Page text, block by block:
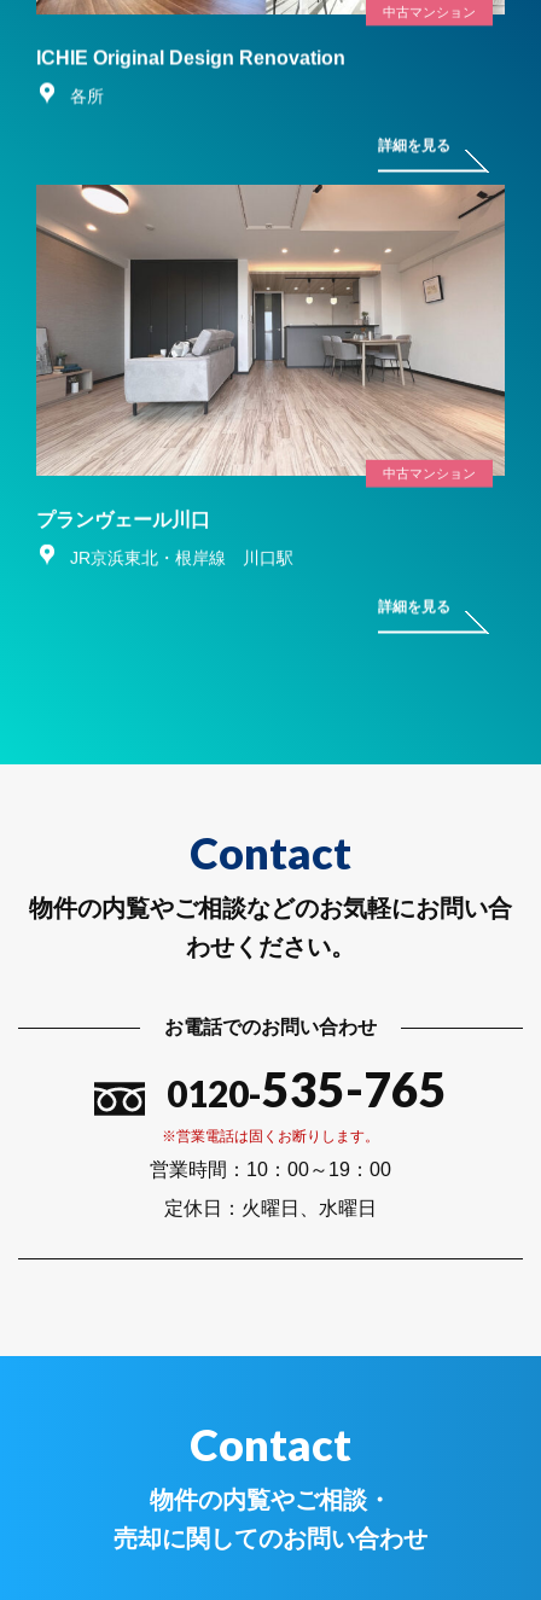
中古マンション
ICHIE Original Design Renovation
各所
詳細を見る
中古マンション
プランヴェール川口
JR京浜東北・根岸線 川口駅
詳細を見る
Contact
物件の内覧やご相談などのお気軽にお問い合
わせください。
お電話でのお問い合わせ
0120-535-765
※営業電話は固くお断りします。
営業時間： 10：00～19：00
定休日： 火曜日、水曜日
Contact
物件の内覧やご相談・
売却に関してのお問い合わせ